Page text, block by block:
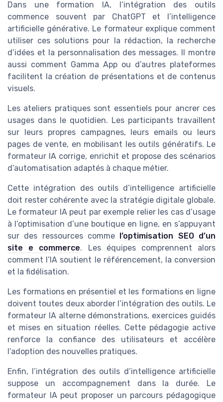
Dans une formation IA, l’intégration des outils
commence souvent par ChatGPT et l’intelligence
artificielle générative. Le formateur explique comment
utiliser ces solutions pour la rédaction, la recherche
d’idées et la personnalisation des messages. Il montre
aussi comment Gamma App ou d’autres plateformes
facilitent la création de présentations et de contenus
visuels.
Les ateliers pratiques sont essentiels pour ancrer ces
usages dans le quotidien. Les participants travaillent
sur leurs propres campagnes, leurs emails ou leurs
pages de vente, en mobilisant les outils génératifs. Le
formateur IA corrige, enrichit et propose des scénarios
d’automatisation adaptés à chaque métier.
Cette intégration des outils d’intelligence artificielle
doit rester cohérente avec la stratégie digitale globale.
Le formateur IA peut par exemple relier les cas d’usage
à l’optimisation d’une boutique en ligne, en s’appuyant
sur des ressources comme
l’optimisation SEO d’un
site e commerce. Les équipes comprennent alors
comment l’IA soutient le référencement, la conversion
et la fidélisation.
Les formations en présentiel et les formations en ligne
doivent toutes deux aborder l’intégration des outils. Le
formateur IA alterne démonstrations, exercices guidés
et mises en situation réelles. Cette pédagogie active
renforce la confiance des utilisateurs et accélère
l’adoption des nouvelles pratiques.
Enfin, l’intégration des outils d’intelligence artificielle
suppose un accompagnement dans la durée. Le
formateur IA peut proposer un parcours pédagogique